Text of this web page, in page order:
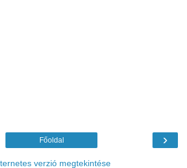
›
Főoldal
verzió megtekintése